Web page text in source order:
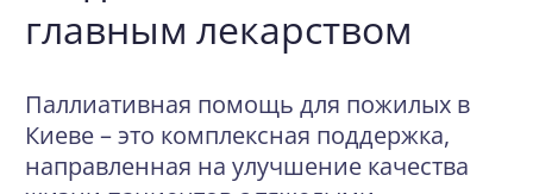
главным лекарством
Паллиативная помощь для пожилых в
Киеве – это комплексная поддержка,
направленная на улучшение качества